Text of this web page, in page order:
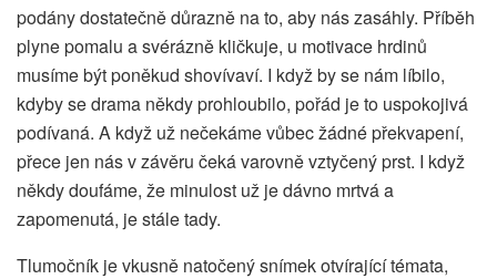
podány dostatečně důrazně na to, aby nás zasáhly. Příběh
plyne pomalu a svérázně kličkuje, u motivace hrdinů
musíme být poněkud shovívaví. I když by se nám líbilo,
kdyby se drama někdy prohloubilo, pořád je to uspokojivá
podívaná. A když už nečekáme vůbec žádné překvapení,
přece jen nás v závěru čeká varovně vztyčený prst. I když
někdy doufáme, že minulost už je dávno mrtvá a
zapomenutá, je stále tady.
Tlumočník je vkusně natočený snímek otvírající témata,